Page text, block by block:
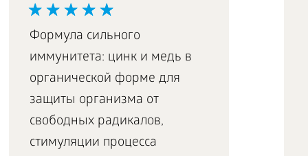
Формула сильного
иммунитета: цинк и медь в
органической форме для
защиты организма от
свободных радикалов,
стимуляции процесса